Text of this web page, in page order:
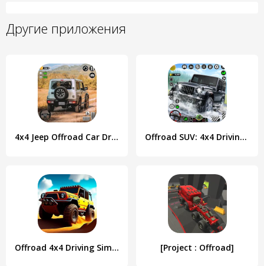
Другие приложения
4x4 Jeep Offroad Car Driving Offroad SUV: 4x4 Driving Game.
Offroad 4x4 Driving Simulator [Project : Offroad]